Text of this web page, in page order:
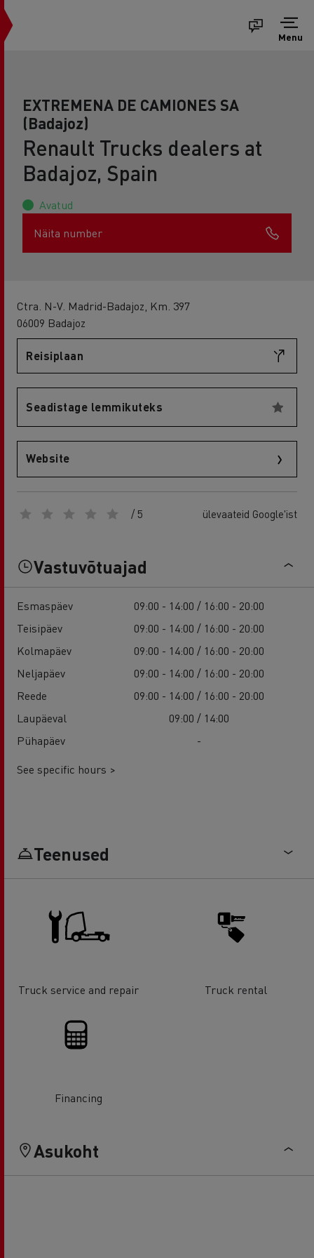
Menu
EXTREMENA DE CAMIONES SA
(Badajoz)
Renault Trucks dealers at
Badajoz, Spain
Avatud
Näita number
Ctra. N-V. Madrid-Badajoz, Km. 397
06009 Badajoz
Reisiplaan
Seadistage lemmikuteks
Website
/ 5 ülevaateid Google'ist
Vastuvõtuajad
Esmaspäev
09:00 - 14:00 / 16:00 - 20:00
Teisipäev
09:00 - 14:00 / 16:00 - 20:00
Kolmapäev
09:00 - 14:00 / 16:00 - 20:00
Neljapäev
09:00 - 14:00 / 16:00 - 20:00
Reede
09:00 - 14:00 / 16:00 - 20:00
Laupäeval
09:00 / 14:00
Pühapäev
-
See specific hours >
Teenused
Truck service and repair Truck rental
Financing
Asukoht